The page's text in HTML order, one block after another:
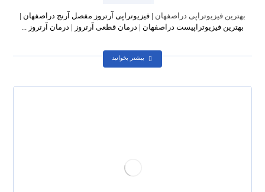
بهترین فیزیوتراپی دراصفهان | فیزیوتراپی آرتروز مفصل آرنج دراصفهان |
بهترین فیزیوتراپیست دراصفهان | درمان قطعی آرتروز | درمان آرتروز ...
بیشتر بخوانید